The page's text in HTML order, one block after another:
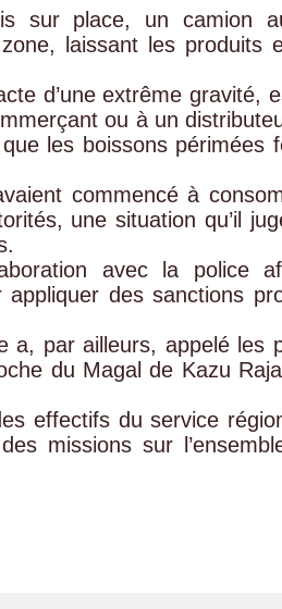
sur place, un camion
laissant les produits
d’une extrême gravité,
ou à un
les boissons périmées
commencé à
une situation qu’il
avec la police
des sanctions
a, par ailleurs, appelé les
du Magal de Kazu
effectifs du service
missions sur